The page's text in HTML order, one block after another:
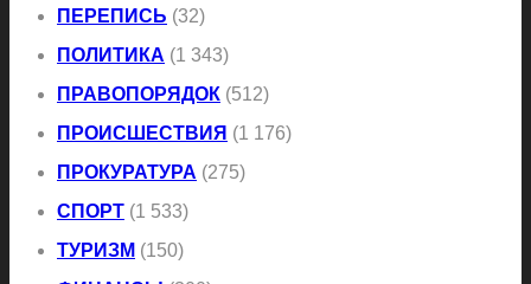
ПЕРЕПИСЬ (32)
ПОЛИТИКА (1 343)
ПРАВОПОРЯДОК (512)
ПРОИСШЕСТВИЯ (1 176)
ПРОКУРАТУРА (275)
СПОРТ (1 533)
ТУРИЗМ (150)